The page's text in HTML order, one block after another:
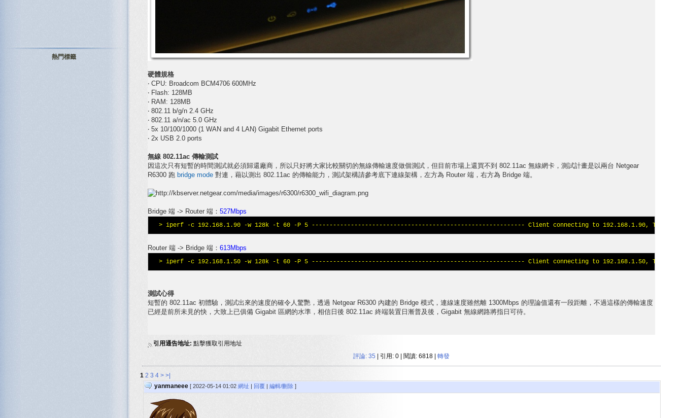
硬體規格
‧ CPU: Broadcom BCM4706 600MHz
‧ Flash: 128MB
‧ RAM: 128MB
‧ 802.11 b/g/n 2.4 GHz
‧ 802.11 a/n/ac 5.0 GHz
‧ 5x 10/100/1000 (1 WAN and 4 LAN) Gigabit Ethernet ports
‧ 2x USB 2.0 ports
無線 802.11ac 傳輸測試
因這次只有短暫的時間測試就必須歸還廠商，所以只好將大家比較關切的無線傳輸速度做個測試，但目前市場上還買不到 802.11ac 無線網卡，測試計畫是以兩台 Netgear
R6300 跑 bridge mode對連，藉以測出 802.11ac 的傳輸能力，測試架構請參考底下連線架構，左方為 Router 端，右方為 Bridge 端。
Bridge 端 -> Router 端： 527Mbps
> iperf -c 192.168.1.90 -w 128k -t 60 -P 5 ------------------------------------------------------------ Client connecting to 192.168.1.90, TCP port
Router 端 -> Bridge 端： 613Mbps
> iperf -c 192.168.1.50 -w 128k -t 60 -P 5 ------------------------------------------------------------ Client connecting to 192.168.1.50, TCP port
測試心得
短暫的 802.11ac 初體驗，測試出來的速度的確令人驚艷，透過 Netgear R6300 內建的 Bridge 模式，連線速度雖然離 1300Mbps 的理論值還有一段距離，不過這樣的傳輸速度
已經是前所未見的快，大致上已俱備 Gigabit 區網的水準，相信日後 802.11ac 終端裝置日漸普及後，Gigabit 無線網路將指日可待。
引用通告地址: 點擊獲取引用地址
評論: 35 | 引用: 0 | 閱讀: 6818 | 轉發
1 2 3 4 > >|
yanmaneee [ 2022-05-14 01:02 網址 | 回覆 | 編輯/刪除 ]
熱門標籤